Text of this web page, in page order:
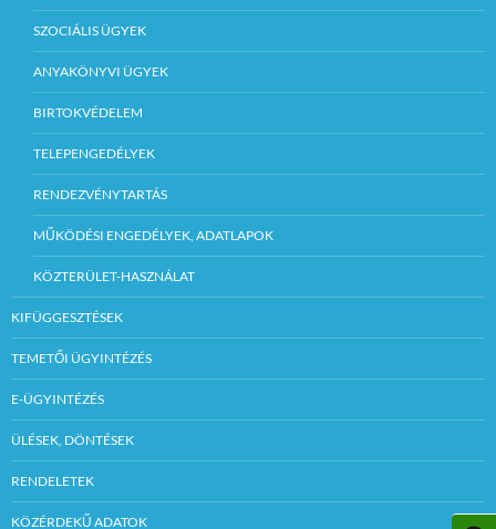
SZOCIÁLIS ÜGYEK
ANYAKÖNYVI ÜGYEK
BIRTOKVÉDELEM
TELEPENGEDÉLYEK
RENDEZVÉNYTARTÁS
MŰKÖDÉSI ENGEDÉLYEK, ADATLAPOK
KÖZTERÜLET-HASZNÁLAT
KIFÜGGESZTÉSEK
TEMETŐI ÜGYINTÉZÉS
E-ÜGYINTÉZÉS
ÜLÉSEK, DÖNTÉSEK
RENDELETEK
KÖZÉRDEKŰ ADATOK